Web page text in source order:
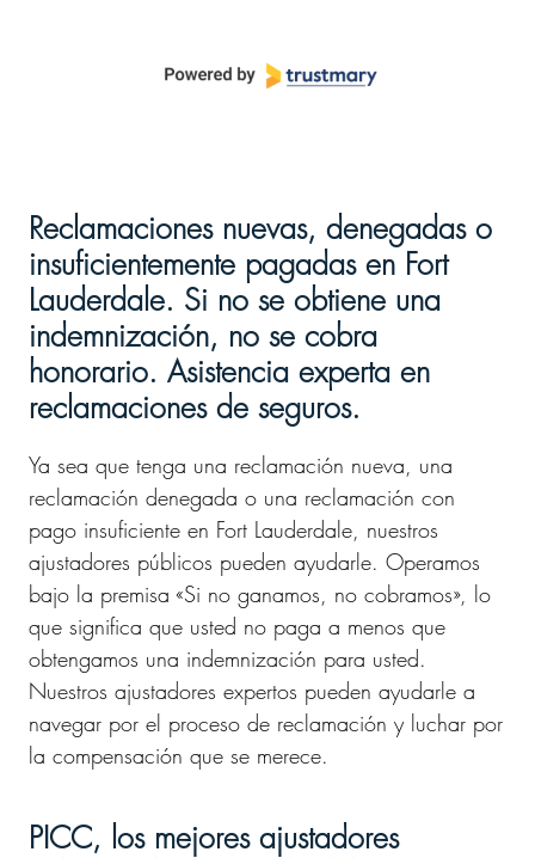
Reclamaciones nuevas, denegadas o
insuficientemente pagadas en Fort
Lauderdale. Si no se obtiene una
indemnización, no se cobra
honorario. Asistencia experta en
reclamaciones de seguros.
Ya sea que tenga una reclamación nueva, una
reclamación denegada o una reclamación con
pago insuficiente en Fort Lauderdale, nuestros
ajustadores públicos pueden ayudarle. Operamos
bajo la premisa «Si no ganamos, no cobramos», lo
que significa que usted no paga a menos que
obtengamos una indemnización para usted.
Nuestros ajustadores expertos pueden ayudarle a
navegar por el proceso de reclamación y luchar por
la compensación que se merece.
PICC, los mejores ajustadores